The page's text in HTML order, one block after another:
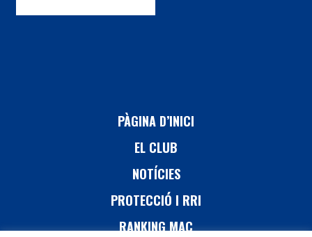
PÀGINA D’INICI
EL CLUB
NOTÍCIES
PROTECCIÓ I RRI
RANKING MAC